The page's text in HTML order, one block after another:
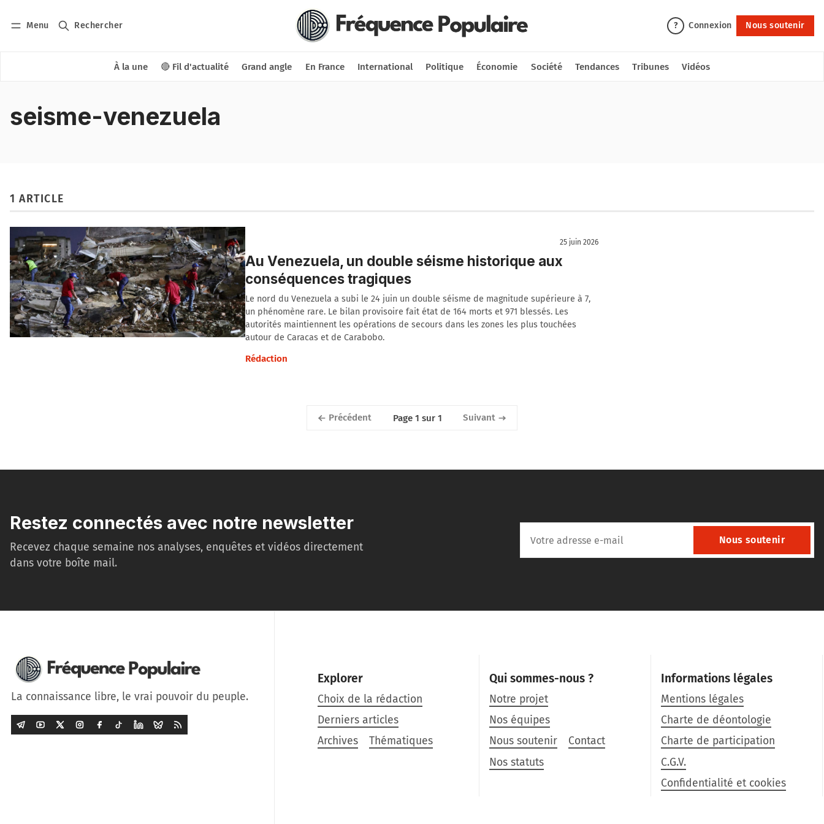
Menu Rechercher ? Connexion Nous soutenir
À la une 🔴 Fil d'actualité Grand angle En France International Politique Économie Société Tendances Tribunes Vidéos
Nous soutenir
seisme-venezuela
1 ARTICLE
25 juin 2026
Au Venezuela, un double séisme historique aux
conséquences tragiques
Le nord du Venezuela a subi le 24 juin un double séisme de magnitude supérieure à 7,
un phénomène rare. Le bilan provisoire fait état de 164 morts et 971 blessés. Les
autorités maintiennent les opérations de secours dans les zones les plus touchées
autour de Caracas et de Carabobo.
Rédaction
Précédent Page 1 sur 1 Suivant
Restez connectés avec notre newsletter
Recevez chaque semaine nos analyses, enquêtes et vidéos directement
dans votre boîte mail.
Nous soutenir
La connaissance libre, le vrai pouvoir du peuple.
Explorer
Choix de la rédaction
Derniers articles
Archives
Thématiques
Qui sommes-nous ?
Notre projet
Nos équipes
Nous soutenir
Contact
Nos statuts
Informations légales
Mentions légales
Charte de déontologie
Charte de participation
C.G.V.
Confidentialité et cookies